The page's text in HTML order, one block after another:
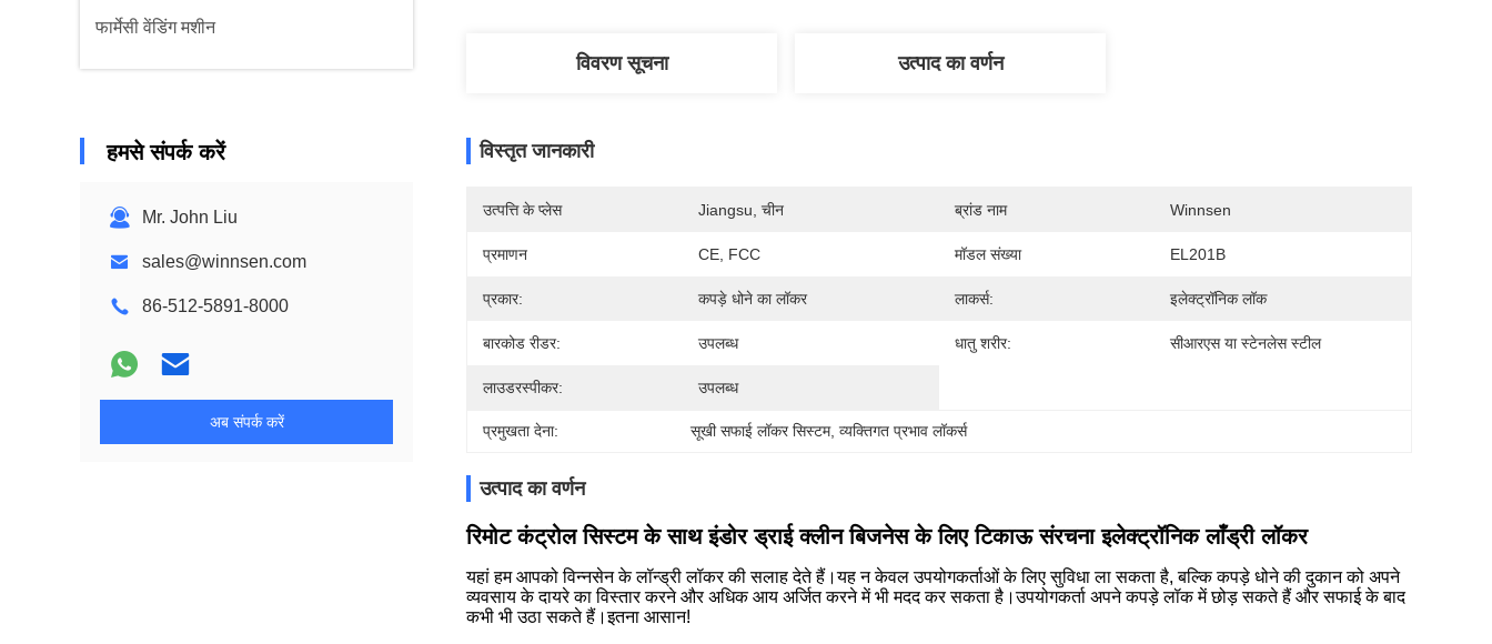
फार्मेसी वेंडिंग मशीन
हमसे संपर्क करें
Mr. John Liu
sales@winnsen.com
86-512-5891-8000
अब संपर्क करें
विवरण सूचना उत्पाद का वर्णन
विस्तृत जानकारी
उत्पत्ति के प्लेस Jiangsu, चीन ब्रांड नाम Winnsen
प्रमाणन CE, FCC मॉडल संख्या EL201B
प्रकार: कपड़े धोने का लॉकर लाकर्स: इलेक्ट्रॉनिक लॉक
बारकोड रीडर: उपलब्ध धातु शरीर: सीआरएस या स्टेनलेस स्टील
लाउडरस्पीकर: उपलब्ध
प्रमुखता देना: सूखी सफाई लॉकर सिस्टम, व्यक्तिगत प्रभाव लॉकर्स
उत्पाद का वर्णन
रिमोट कंट्रोल सिस्टम के साथ इंडोर ड्राई क्लीन बिजनेस के लिए टिकाऊ संरचना इलेक्ट्रॉनिक लाँड्री लॉकर
यहां हम आपको विन्नसेन के लॉन्ड्री लॉकर की सलाह देते हैं।यह न केवल उपयोगकर्ताओं के लिए सुविधा ला सकता है, बल्कि कपड़े धोने की दुकान को अपने
व्यवसाय के दायरे का विस्तार करने और अधिक आय अर्जित करने में भी मदद कर सकता है।उपयोगकर्ता अपने कपड़े लॉक में छोड़ सकते हैं और सफाई के बाद
कभी भी उठा सकते हैं।इतना आसान!